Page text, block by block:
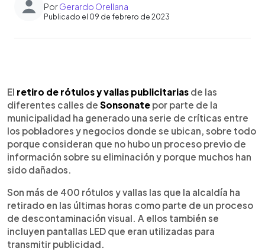
PorGerardo Orellana
Publicado el 09 de febrero de 2023
Escuchar artículo
El retiro de rótulos y vallas publicitarias de las
diferentes calles de Sonsonate por parte de la
municipalidad ha generado una serie de críticas entre
los pobladores y negocios donde se ubican, sobre todo
porque consideran que no hubo un proceso previo de
información sobre su eliminación y porque muchos han
sido dañados.
Son más de 400 rótulos y vallas las que la alcaldía ha
retirado en las últimas horas como parte de un proceso
de descontaminación visual. A ellos también se
incluyen pantallas LED que eran utilizadas para
transmitir publicidad.